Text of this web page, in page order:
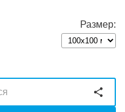
Размер: